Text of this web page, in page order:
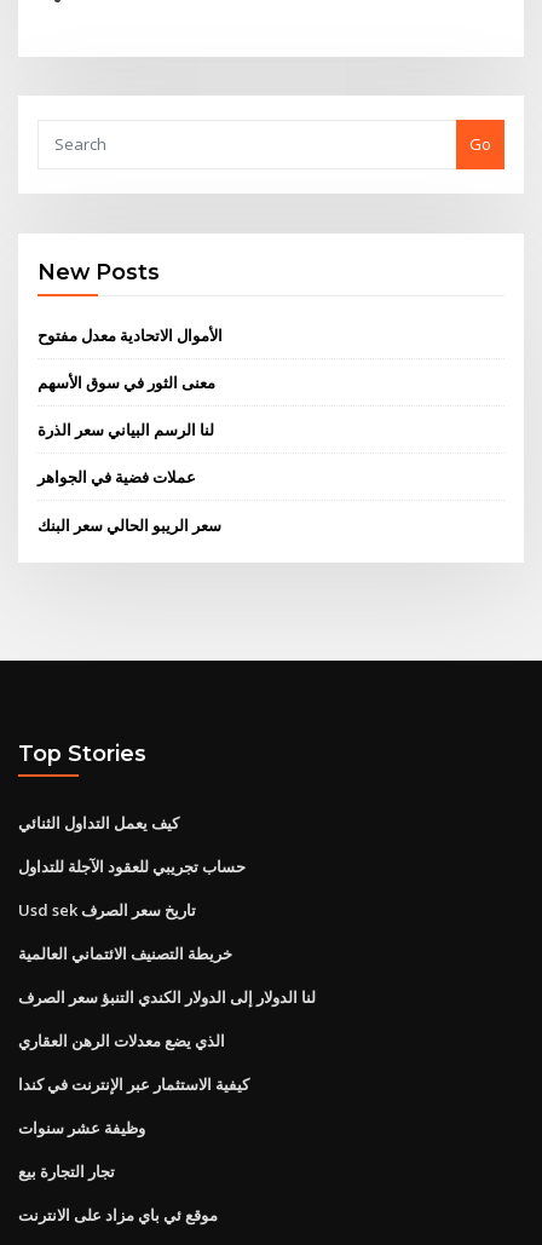
Go
New Posts
الأموال الاتحادية معدل مفتوح
معنى الثور في سوق الأسهم
لنا الرسم البياني سعر الذرة
عملات فضية في الجواهر
سعر الريبو الحالي سعر البنك
Top Stories
كيف يعمل التداول الثنائي
حساب تجريبي للعقود الآجلة للتداول
Usd sek تاريخ سعر الصرف
خريطة التصنيف الائتماني العالمية
لنا الدولار إلى الدولار الكندي التنبؤ سعر الصرف
الذي يضع معدلات الرهن العقاري
كيفية الاستثمار عبر الإنترنت في كندا
وظيفة عشر سنوات
تجار التجارة بيع
موقع ئي باي مزاد على الانترنت